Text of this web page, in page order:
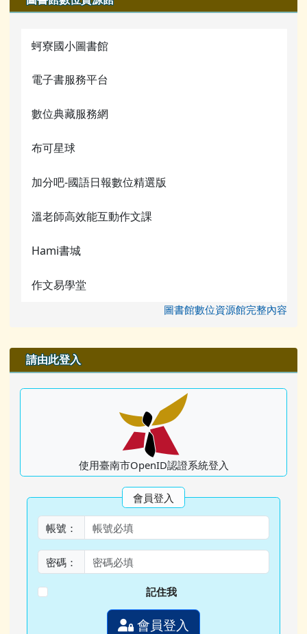
蚵寮國小圖書館
電子書服務平台
數位典藏服務網
布可星球
加分吧-國語日報數位精選版
溫老師高效能互動作文課
Hami書城
作文易學堂
圖書館數位資源館完整內容
右邊區域內容
請由此登入
使用臺南市OpenID認證系統登入
會員登入
帳號：
密碼：
記住我
會員登入